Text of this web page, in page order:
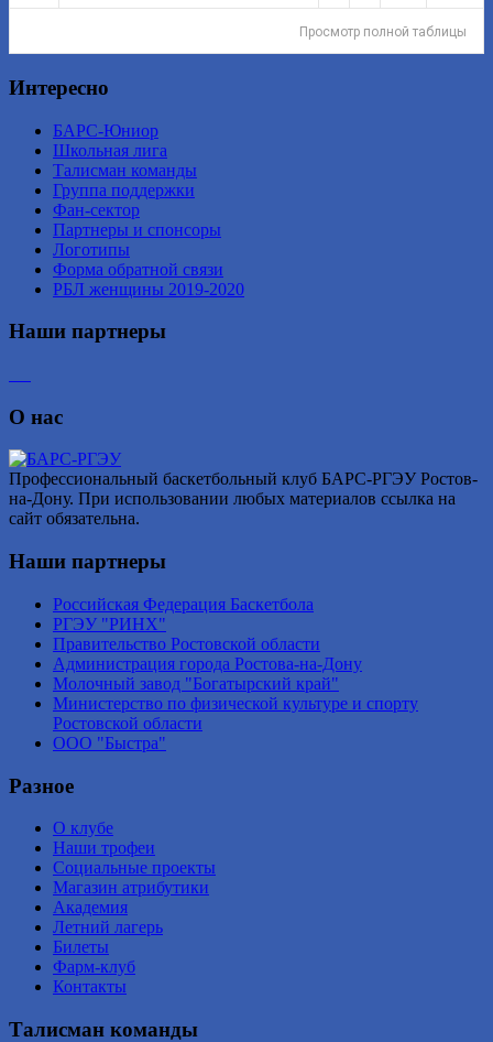
Просмотр полной таблицы
Интересно
БАРС-Юниор
Школьная лига
Талисман команды
Группа поддержки
Фан-сектор
Партнеры и спонсоры
Логотипы
Форма обратной связи
РБЛ женщины 2019-2020
Наши партнеры
О нас
Профессиональный баскетбольный клуб БАРС-РГЭУ Ростов-
на-Дону. При использовании любых материалов ссылка на
сайт обязательна.
Наши партнеры
Российская Федерация Баскетбола
РГЭУ "РИНХ"
Правительство Ростовской области
Администрация города Ростова-на-Дону
Молочный завод "Богатырский край"
Министерство по физической культуре и спорту
Ростовской области
ООО "Быстра"
Разное
О клубе
Наши трофеи
Социальные проекты
Магазин атрибутики
Академия
Летний лагерь
Билеты
Фарм-клуб
Контакты
Талисман команды